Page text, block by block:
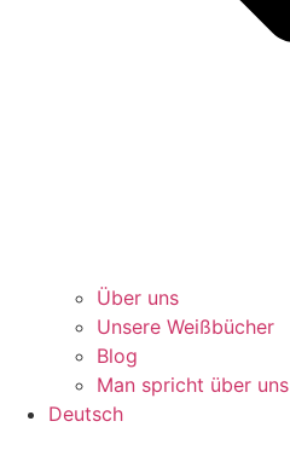
Über uns
Unsere Weißbücher
Blog
Man spricht über uns
Deutsch